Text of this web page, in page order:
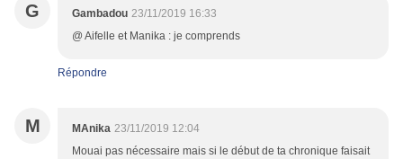
G Gambadou 23/11/2019 16:33
@ Aifelle et Manika : je comprends
Répondre
M MAnika 23/11/2019 12:04
Mouai pas nécessaire mais si le début de ta chronique faisait